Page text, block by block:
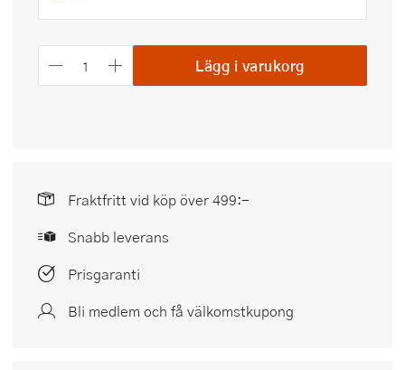
Lägg i varukorg
Fraktfritt vid köp över 499:-
Snabb leverans
Prisgaranti
Bli medlem och få välkomstkupong